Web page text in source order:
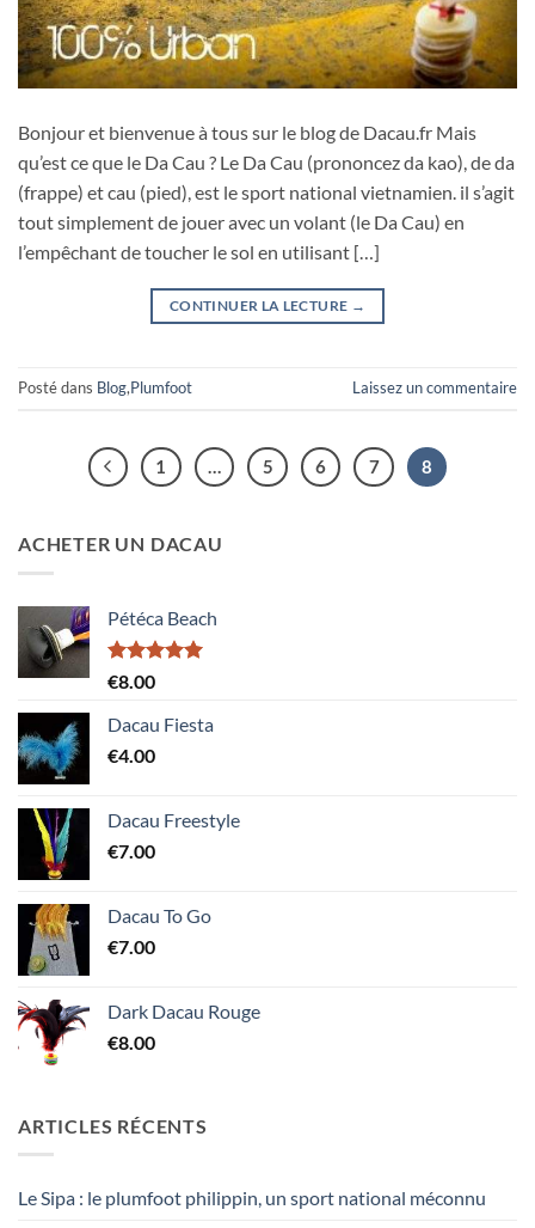
Bonjour et bienvenue à tous sur le blog de Dacau.fr Mais
qu’est ce que le Da Cau ? Le Da Cau (prononcez da kao), de da
(frappe) et cau (pied), est le sport national vietnamien. il s’agit
tout simplement de jouer avec un volant (le Da Cau) en
l’empêchant de toucher le sol en utilisant […]
CONTINUER LA LECTURE →
Posté dans Blog,Plumfoot Laissez un commentaire
1 … 5 6 7 8
ACHETER UN DACAU
Pétéca Beach
Note5.00
€8.00
Dacau Fiesta
€4.00
Dacau Freestyle
€7.00
Dacau To Go
€7.00
Dark Dacau Rouge
€8.00
ARTICLES RÉCENTS
Le Sipa : le plumfoot philippin, un sport national méconnu